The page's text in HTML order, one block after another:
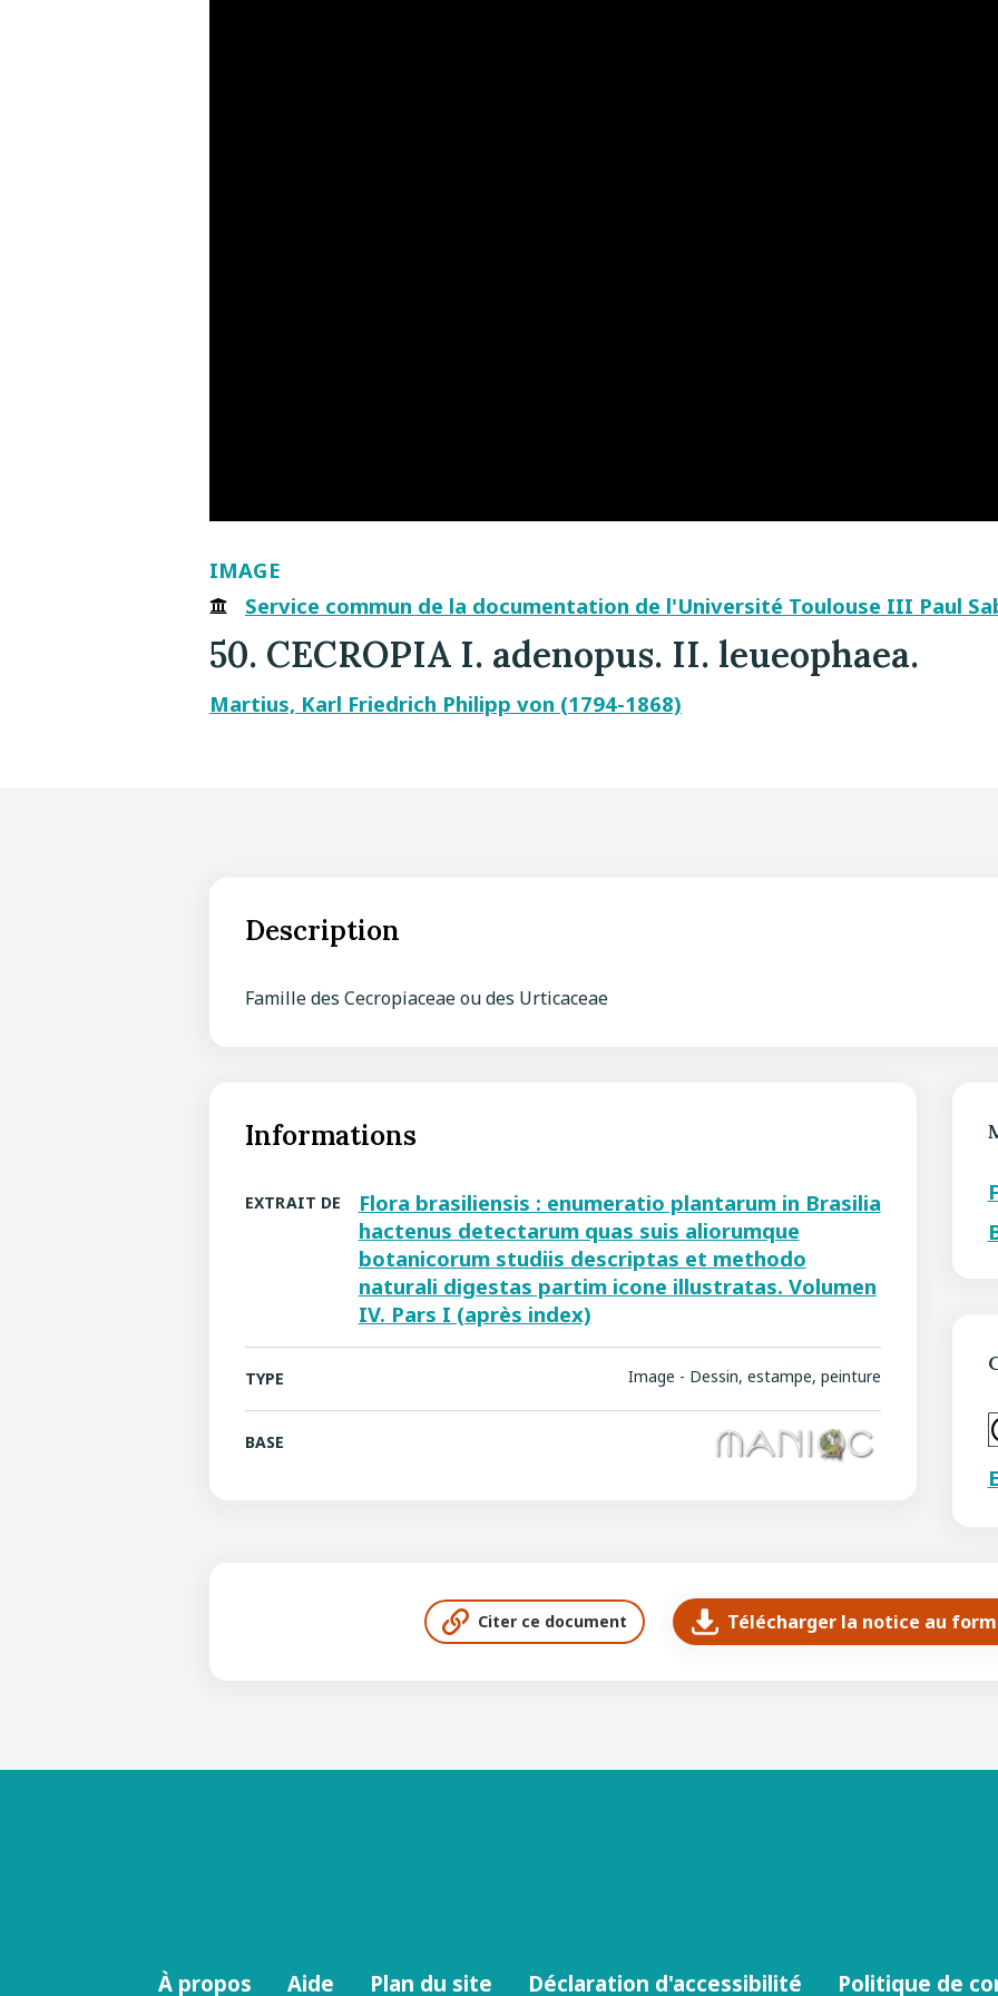
IMAGE
Service commun de la documentation de l'Université Toulouse III Paul
50. CECROPIA I. adenopus. II. leueophaea.
Martius, Karl Friedrich Philipp von (1794-1868)
Description
Famille des Cecropiaceae ou des Urticaceae
Informations
EXTRAIT DE
Flora brasiliensis : enumeratio plantarum in Brasilia
hactenus detectarum quas suis aliorumque
botanicorum studiis descriptas et methodo
naturali digestas partim icone illustratas. Volumen
IV. Pars I (après index)
TYPE Image - Dessin, estampe, peinture
BASE
Citer ce document Télécharger la notice au
À propos Aide Plan du site Déclaration d'accessibilité Politique de